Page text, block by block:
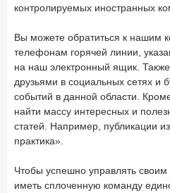
контролируемых иностранных
Вы можете обратиться к нашим
телефонам горячей линии,
на наш электронный ящик.
друзьями в социальных сетях и
событий в данной области.
найти массу интересных и
статей. Например, публикации
практика».
Чтобы успешно управлять
иметь сплоченную команду